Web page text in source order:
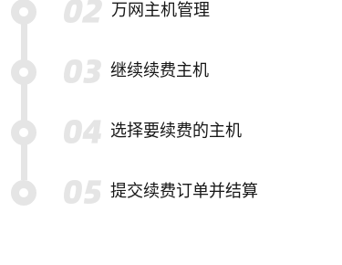
万网主机管理
继续续费主机
选择要续费的主机
提交续费订单并结算